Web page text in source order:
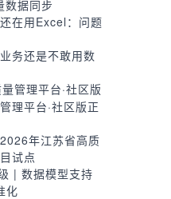
数据同步
在用Excel：问题
务还是不敢用数
管理平台·社区版
理平台·社区版正
年江苏省高质
试点
| 数据模型支持
化